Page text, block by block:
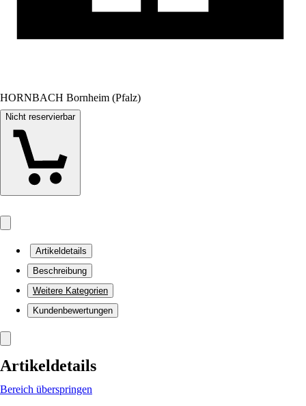
HORNBACH Bornheim (Pfalz)
Nicht reservierbar
Artikeldetails
Beschreibung
Weitere Kategorien
Kundenbewertungen
Artikeldetails
Bereich überspringen